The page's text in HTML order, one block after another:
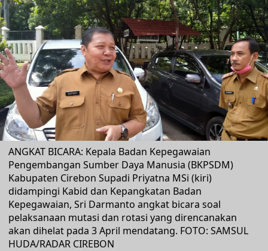
ANGKAT BICARA: Kepala Badan Kepegawaian
Pengembangan Sumber Daya Manusia (BKPSDM)
Kabupaten Cirebon Supadi Priyatna MSi (kiri)
didampingi Kabid dan Kepangkatan Badan
Kepegawaian, Sri Darmanto angkat bicara soal
pelaksanaan mutasi dan rotasi yang direncanakan
akan dihelat pada 3 April mendatang. FOTO: SAMSUL
HUDA/RADAR CIREBON